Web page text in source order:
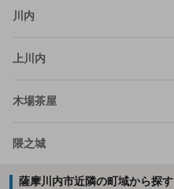
川内
上川内
木場茶屋
隈之城
薩摩川内市近隣の町域から探す